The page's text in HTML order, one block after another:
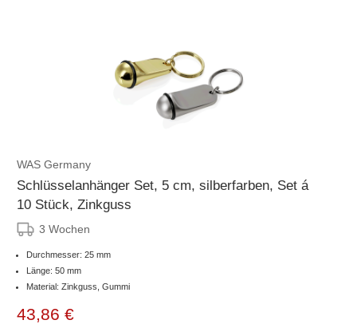
WAS Germany
Schlüsselanhänger Set, 5 cm, silberfarben, Set á
10 Stück, Zinkguss
3 Wochen
Durchmesser: 25 mm
Länge: 50 mm
Material: Zinkguss, Gummi
43,86 €